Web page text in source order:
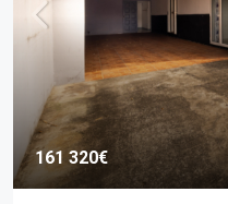
161 320€